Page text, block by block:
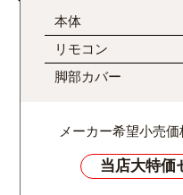
本体
リモコン
脚部カバー
メーカー希望小売価
当店大特価